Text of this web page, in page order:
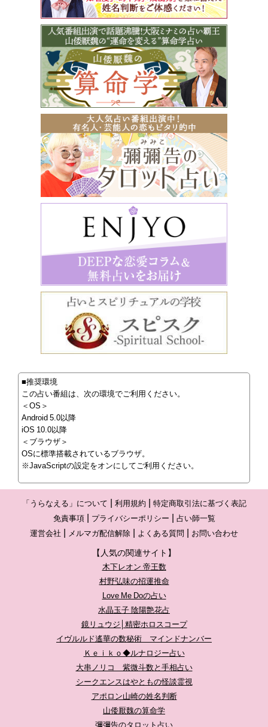
■推奨環境
この占い番組は、次の環境でご利用ください。
＜OS＞
Android 5.0以降
iOS 10.0以降
＜ブラウザ＞
OSに標準搭載されているブラウザ。
※JavaScriptの設定をオンにしてご利用ください。
「うらなえる」について 利用規約
特定商取引法に基づく表記
免責事項
プライバシーポリシー
占い師一覧
運営会社
メルマガ配信解除 よくある質問 お問い合わせ
【人気の関連サイト】
木下レオン 帝王数
村野弘味の招運推命
Love Me Doの占い
水晶玉子 陰陽艶花占
鏡リュウジ│精密ホロスコープ
イヴルルド遙華の数秘術 マインドナンバー
Ｋｅｉｋｏ◆ルナロジー占い
大串ノリコ 紫微斗数と手相占い
シークエンスはやともの怪談霊視
アポロン山崎の姓名判断
山倭厭魏の算命学
彌彌告のタロット占い